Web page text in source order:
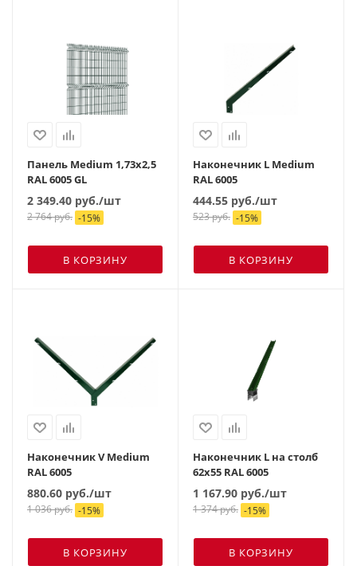
Панель Medium 1,73х2,5
RAL 6005 GL
2 349.40 руб./шт
2 764руб. -15%
В КОРЗИНУ
Наконечник L Medium
RAL 6005
444.55 руб./шт
523руб. -15%
В КОРЗИНУ
Наконечник V Medium
RAL 6005
880.60 руб./шт
1 036руб. -15%
В КОРЗИНУ
Наконечник L на столб
62х55 RAL 6005
1 167.90 руб./шт
1 374руб. -15%
В КОРЗИНУ